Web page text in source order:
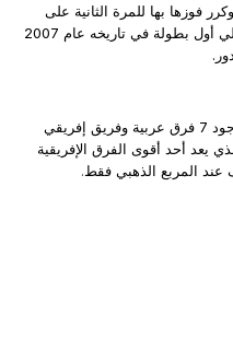
المصري بلقب بطولة عام 2005، وكرر فوزها بها للمرة الثانية على
التوالي موسم 2006، وتقلد النجم الساحلي أول بطولة في تاريخه عام 2007
وشهد دور الثمانية في البطولة الماضية وجود 7 فرق عربية وفريق إفريقي
يعد أحد أقوى الفرق الإفريقية
المربع الذهبي فقط.